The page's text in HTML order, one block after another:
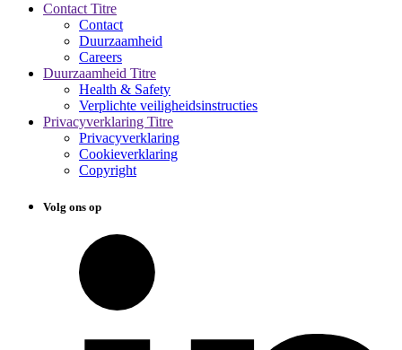
Contact Titre
Contact
Duurzaamheid
Careers
Duurzaamheid Titre
Health & Safety
Verplichte veiligheidsinstructies
Privacyverklaring Titre
Privacyverklaring
Cookieverklaring
Copyright
Volg ons op